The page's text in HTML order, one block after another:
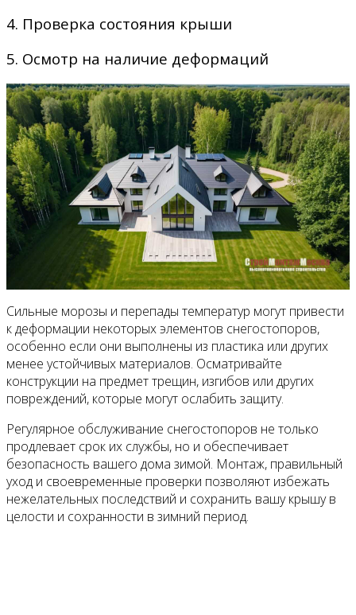
4. Проверка состояния крыши
5. Осмотр на наличие деформаций
Сильные морозы и перепады температур могут привести
к деформации некоторых элементов снегостопоров,
особенно если они выполнены из пластика или других
менее устойчивых материалов. Осматривайте
конструкции на предмет трещин, изгибов или других
повреждений, которые могут ослабить защиту.
Регулярное обслуживание снегостопоров не только
продлевает срок их службы, но и обеспечивает
безопасность вашего дома зимой. Монтаж, правильный
уход и своевременные проверки позволяют избежать
нежелательных последствий и сохранить вашу крышу в
целости и сохранности в зимний период.